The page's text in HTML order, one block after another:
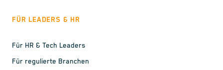
FÜR LEADERS & HR
Für HR & Tech Leaders
Für regulierte Branchen